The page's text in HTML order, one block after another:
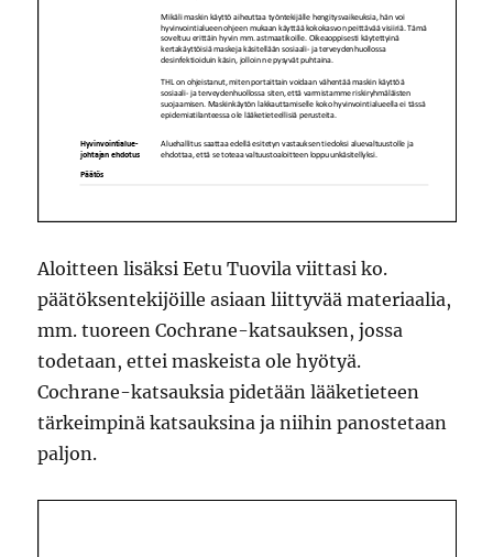
Aloitteen lisäksi Eetu Tuovila viittasi ko.
päätöksentekijöille asiaan liittyvää materiaalia,
mm. tuoreen Cochrane-katsauksen, jossa
todetaan, ettei maskeista ole hyötyä.
Cochrane-katsauksia pidetään lääketieteen
tärkeimpinä katsauksina ja niihin panostetaan
paljon.